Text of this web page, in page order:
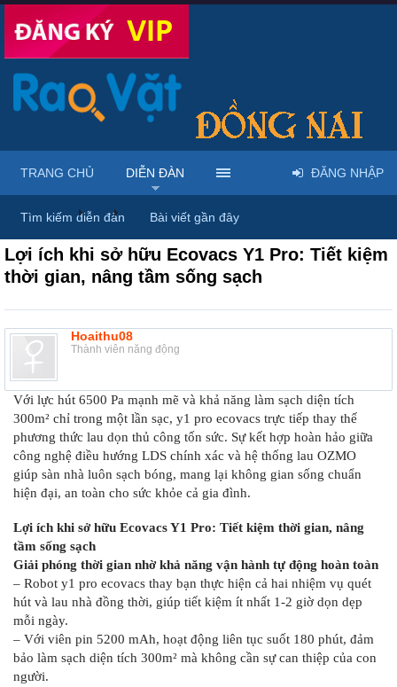
Diễn đàn ... Mua bán & sửa điện máy, điện gia dụng
Lợi ích khi sở hữu Ecovacs Y1 Pro: Tiết kiệm
thời gian, nâng tầm sống sạch
Hoaithu08
Thành viên năng động
Với lực hút 6500 Pa mạnh mẽ và khả năng làm sạch diện tích
300m² chỉ trong một lần sạc, y1 pro ecovacs trực tiếp thay thế
phương thức lau dọn thủ công tốn sức. Sự kết hợp hoàn hảo giữa
công nghệ điều hướng LDS chính xác và hệ thống lau OZMO
giúp sàn nhà luôn sạch bóng, mang lại không gian sống chuẩn
hiện đại, an toàn cho sức khỏe cả gia đình.
Lợi ích khi sở hữu Ecovacs Y1 Pro: Tiết kiệm thời gian, nâng
tầm sống sạch
Giải phóng thời gian nhờ khả năng vận hành tự động hoàn toàn
– Robot y1 pro ecovacs thay bạn thực hiện cả hai nhiệm vụ quét
hút và lau nhà đồng thời, giúp tiết kiệm ít nhất 1-2 giờ dọn dẹp
mỗi ngày.
– Với viên pin 5200 mAh, hoạt động liên tục suốt 180 phút, đảm
bảo làm sạch diện tích 300m² mà không cần sự can thiệp của con
người.
TRANG CHỦ DIỄN ĐÀN
Tìm kiếm diễn đàn Bài viết gần đây
ĐĂNG NHẬP